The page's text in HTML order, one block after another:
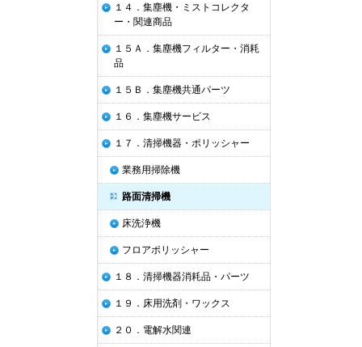
１４．集塵機・ミストコレクタ
ー・関連商品
１５Ａ．集塵機フィルター・消耗
品
１５Ｂ．集塵機共通パーツ
１６．集塵機サービス
１７．清掃機器・ポリッシャー
業務用掃除機
路面清掃機
床洗浄機
フロアポリッシャー
１８．清掃機器消耗品・パーツ
１９．床用洗剤・ワックス
２０．電解水関連